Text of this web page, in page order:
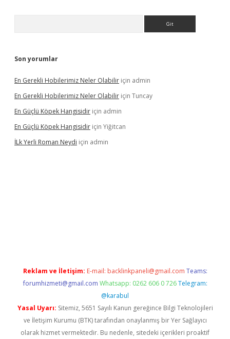
Son yorumlar
En Gerekli Hobilerimiz Neler Olabilir için admin
En Gerekli Hobilerimiz Neler Olabilir için Tuncay
En Güçlü Köpek Hangisidir için admin
En Güçlü Köpek Hangisidir için Yiğitcan
İLk Yerli Roman Neydi için admin
Reklam ve İletişim: E-mail: backlinkpaneli@gmail.com Teams:
forumhizmeti@gmail.com Whatsapp: 0262 606 0 726 Telegram:
@karabul
Yasal Uyarı: Sitemiz, 5651 Sayılı Kanun gereğince Bilgi Teknolojileri
ve İletişim Kurumu (BTK) tarafından onaylanmış bir Yer Sağlayıcı
olarak hizmet vermektedir. Bu nedenle, sitedeki içerikleri proaktif